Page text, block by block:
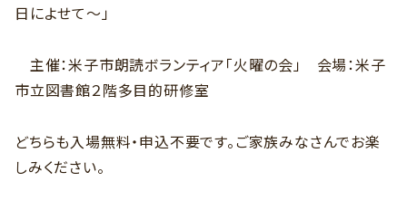
日によせて～」
主催：米子市朗読ボランティア「火曜の会」 会場：米子
市立図書館２階多目的研修室
どちらも入場無料・申込不要です。ご家族みなさんでお楽
しみください。